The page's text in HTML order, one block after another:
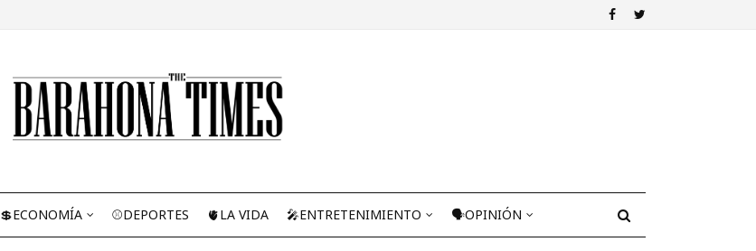
💲ECONOMÍA ⚾DEPORTES 🫀LA VIDA 🎤ENTRETENIMIENTO 🗣OPINIÓN